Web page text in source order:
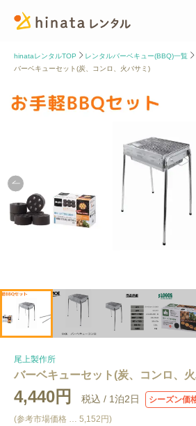
hinataレンタルTOP
レンタルバーベキュー(BBQ)一覧
バーベキューセット(炭、コンロ、火バサミ)
尾上製作所
バーベキューセット(炭、コンロ、
4,440円 税込 / 1泊2日
シーズン価
(参考市場価格 … 5,152円)